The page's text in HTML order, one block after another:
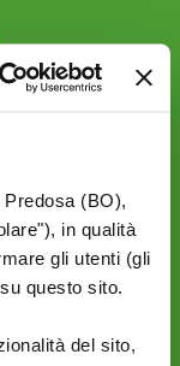
(BO),
in qualità
gli utenti (gli
questo sito.
del sito,
Ambientale &
Sicurezza
Corporate